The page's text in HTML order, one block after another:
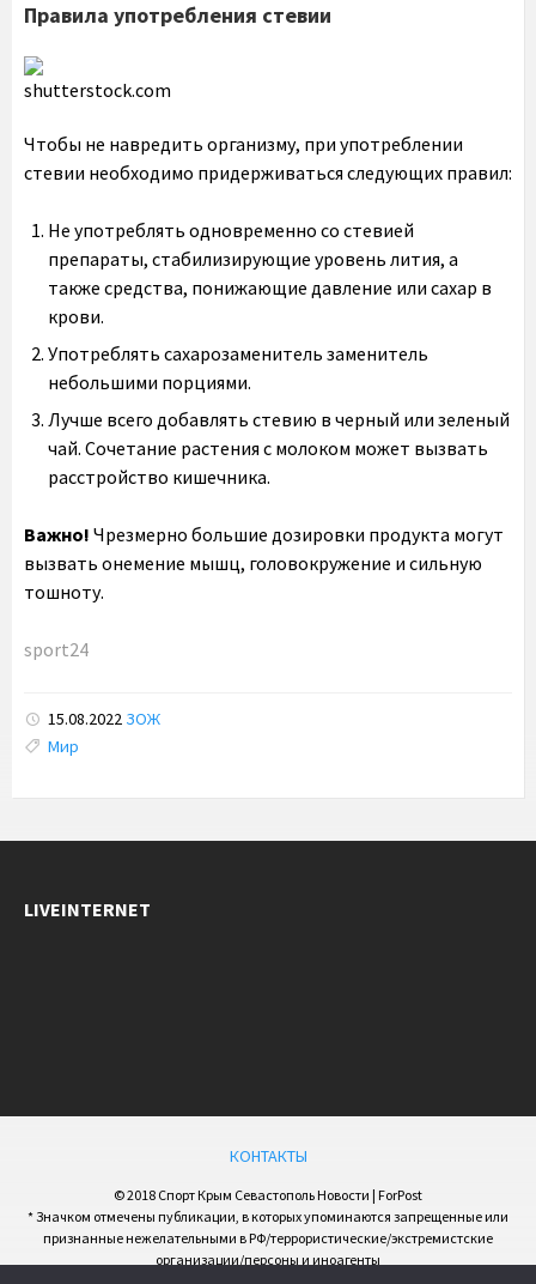
Правила употребления стевии
shutterstock.com
Чтобы не навредить организму, при употреблении
стевии необходимо придерживаться следующих правил:
Не употреблять одновременно со стевией
препараты, стабилизирующие уровень лития, а
также средства, понижающие давление или сахар в
крови.
Употреблять сахарозаменитель заменитель
небольшими порциями.
Лучше всего добавлять стевию в черный или зеленый
чай. Сочетание растения с молоком может вызвать
расстройство кишечника.
Важно! Чрезмерно большие дозировки продукта могут
вызвать онемение мышц, головокружение и сильную
тошноту.
sport24
15.08.2022 ЗОЖ
Tags:
Мир
LIVEINTERNET
КОНТАКТЫ
© 2018 Спорт Крым Севастополь Новости | ForPost
* Значком отмечены публикации, в которых упоминаются запрещенные или
признанные нежелательными в РФ/террористические/экстремистские
организации/персоны и иноагенты